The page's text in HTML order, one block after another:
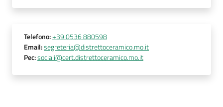
Telefono:+39 0536 880598
Email:segreteria@distrettoceramico.mo.it
Pec:sociali@cert.distrettoceramico.mo.it